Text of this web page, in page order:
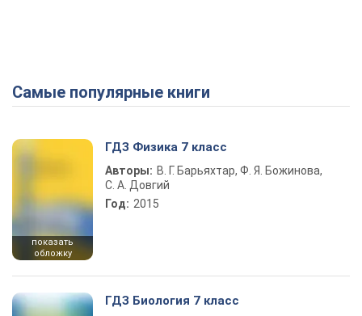
Самые популярные книги
показать
обложку
ГДЗ Физика 7 класс
Авторы: В. Г. Барьяхтар, Ф. Я. Божинова,
С. А. Довгий
Год: 2015
ГДЗ Биология 7 класс